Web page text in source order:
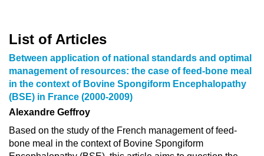
List of Articles
Between application of national standards and optimal
management of resources: the case of feed-bone meal
in the context of Bovine Spongiform Encephalopathy
(BSE) in France (2000-2009)
Alexandre Geffroy
Based on the study of the French management of feed-
bone meal in the context of Bovine Spongiform